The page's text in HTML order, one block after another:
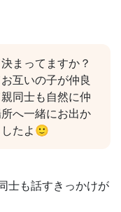
まってますか？
互いの子が仲良
同士も自然に仲
へ一緒にお出か
たよ🙂
士も話すきっかけが